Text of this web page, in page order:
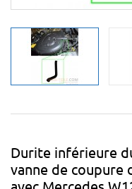
Durite inférieure
vanne de coupure